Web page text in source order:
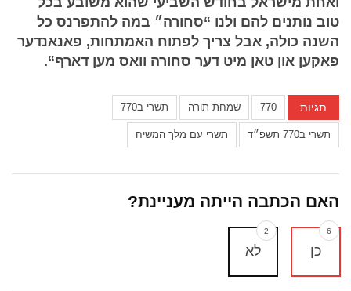
טוב נותנים להם ולנו “סחורה״ במה להתפרנס כל
השנה כולה, אבל צריך לפתוח האמתחות, פאנאנדער
פאקען און טאן מיט דער סחורה וואס מען דארף“.
תגיות 770 שמחת תורה תשרי ב770
תשרי ב770 תשפ״ד תשרי עם מלך המשיח
האם הכתבה הייתה מעניינת?
כן
6
לא
2